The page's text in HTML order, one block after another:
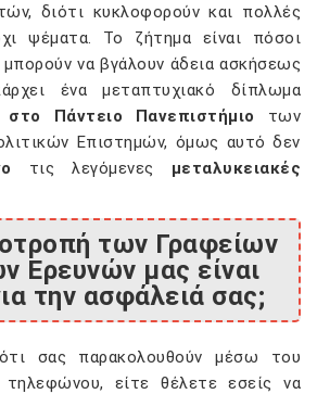
διότι κυκλοφορούν και πολλές
ψέματα. Το ζήτημα είναι πόσοι
να βγάλουν άδεια ασκήσεως
ένα μεταπτυχιακό δίπλωμα
στο Πάντειο Πανεπιστήμιο των
Επιστημών, όμως αυτό δεν
τις λεγόμενες μεταλυκειακές
των Γραφείων
Ερευνών μας είναι
την ασφάλειά σας;
σας παρακολουθούν μέσω του
είτε θέλετε εσείς να